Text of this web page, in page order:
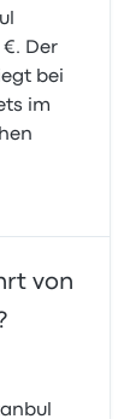
Der
bei
im
von